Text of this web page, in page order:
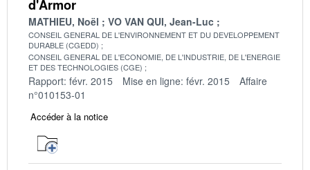
d'Armor
MATHIEU, Noël VO VAN QUI, Jean-Luc
CONSEIL GENERAL DE L'ENVIRONNEMENT ET DU DEVELOPPEMENT
DURABLE (CGEDD)
CONSEIL GENERAL DE L'ECONOMIE, DE L'INDUSTRIE, DE L'ENERGIE
ET DES TECHNOLOGIES (CGE)
Rapport: févr. 2015 Mise en ligne: févr. 2015
Affaire
n°010153-01
Accéder à la notice